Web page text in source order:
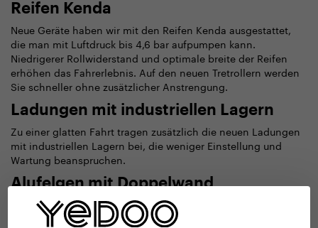
Reifen Kenda
Neue Geräte haben wir mit den Reifen Kenda ausgestattet,
die man mit Luftdruck bis 4,6 bar aufpumpen kann.
Niedrigerer Rollwiderstand und optimale breite der Reifen
erhöhen das Fahrerlebnis. Auf den neuen Tretrollern werden
Sie schneller ohne zusätzlicher Anstrengung.
Ladungen mit industriellen Lagern
Zu einer glatten Fahrt tragen zusätzlich die neuen Ladungen
mit industriellen Lagern bei, die weniger Einstellung und
Wartung beanspruchen.
Alufelgen mit Doppelwand
Dem höheren Luftdruck in den Reifen haben wir die
Konstruktion der Felgen angepasst. Diese verfügen jetzt über